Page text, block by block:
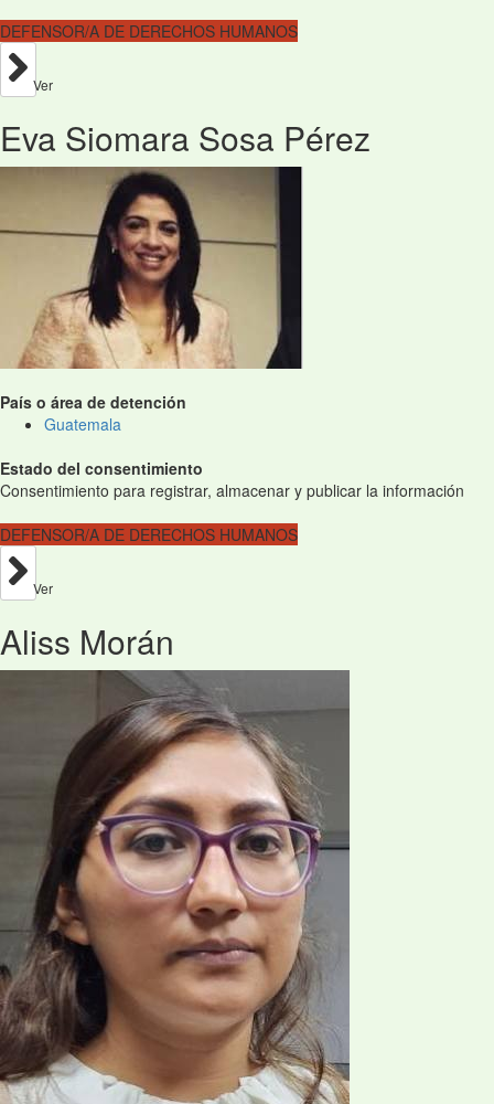
DEFENSOR/A DE DERECHOS HUMANOS
Ver
Eva Siomara Sosa Pérez
País o área de detención
Guatemala
Estado del consentimiento
Consentimiento para registrar, almacenar y publicar la información
DEFENSOR/A DE DERECHOS HUMANOS
Ver
Aliss Morán